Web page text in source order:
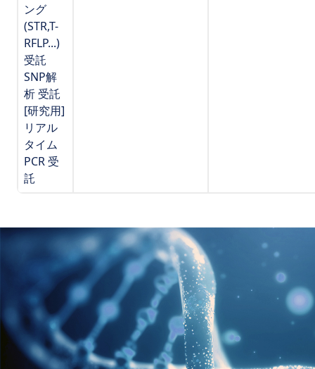
ング
(STR,T-
RFLP...)
受託
SNP解
析 受託
[研究用]
リアル
タイム
PCR 受
託